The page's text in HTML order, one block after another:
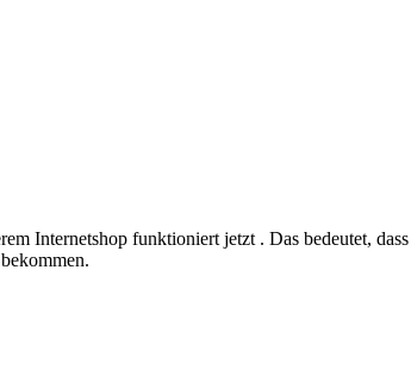
Internetshop funktioniert jetzt . Das bedeutet,